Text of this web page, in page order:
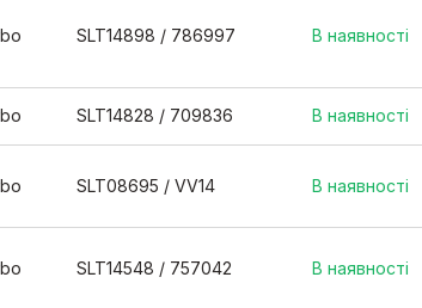
SLT14898 / 786997 В наявності
SLT14828 / 709836 В наявності
SLT08695 / VV14 В наявності
SLT14548 / 757042 В наявності